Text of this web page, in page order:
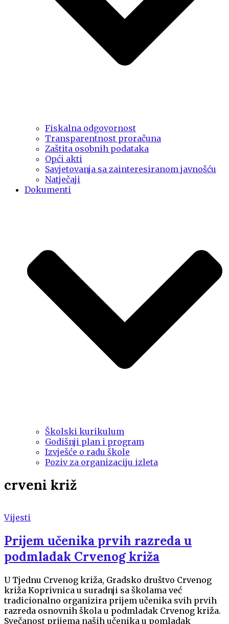
Fiskalna odgovornost
Transparentnost proračuna
Zaštita osobnih podataka
Opći akti
Savjetovanja sa zainteresiranom javnošću
Natječaji
Dokumenti
Školski kurikulum
Godišnji plan i program
Izvješće o radu škole
Poziv za organizaciju izleta
crveni križ
Vijesti
Prijem učenika prvih razreda u
podmladak Crvenog križa
U Tjednu Crvenog križa, Gradsko društvo Crvenog
križa Koprivnica u suradnji sa školama već
tradicionalno organizira prijem učenika svih prvih
razreda osnovnih škola u podmladak Crvenog križa.
Svečanost prijema naših učenika u pomladak